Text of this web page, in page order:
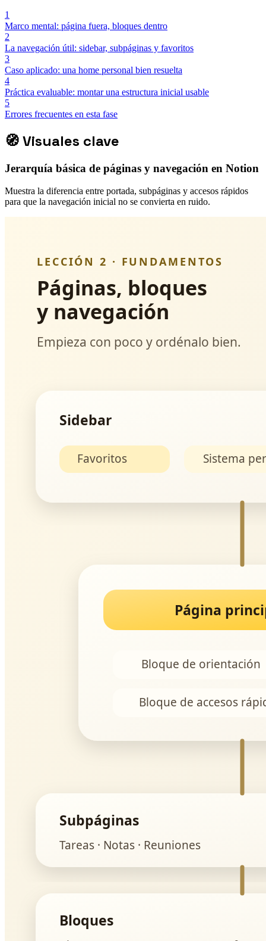
1
Marco mental: página fuera, bloques dentro
2
La navegación útil: sidebar, subpáginas y favoritos
3
Caso aplicado: una home personal bien resuelta
4
Práctica evaluable: montar una estructura inicial usable
5
Errores frecuentes en esta fase
🧭Visuales clave
Jerarquía básica de páginas y navegación en Notion
Muestra la diferencia entre portada, subpáginas y accesos rápidos
para que la navegación inicial no se convierta en ruido.